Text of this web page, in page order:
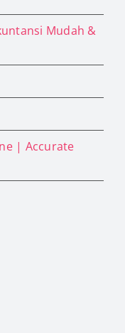
Mudah &
| Accurate